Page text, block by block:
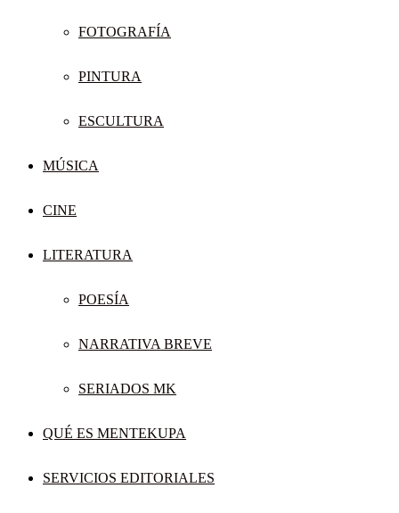
FOTOGRAFÍA
PINTURA
ESCULTURA
MÚSICA
CINE
LITERATURA
POESÍA
NARRATIVA BREVE
SERIADOS MK
QUÉ ES MENTEKUPA
SERVICIOS EDITORIALES